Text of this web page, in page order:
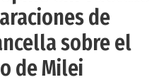
de
sobre el
de Milei